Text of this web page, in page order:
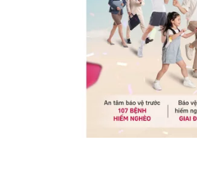
bông hoa nhỏ màu
và một số nhụy hoa ở
ở nách lá.
một thảm dày, rậm rạp
và ít cạnh tranh nhất.